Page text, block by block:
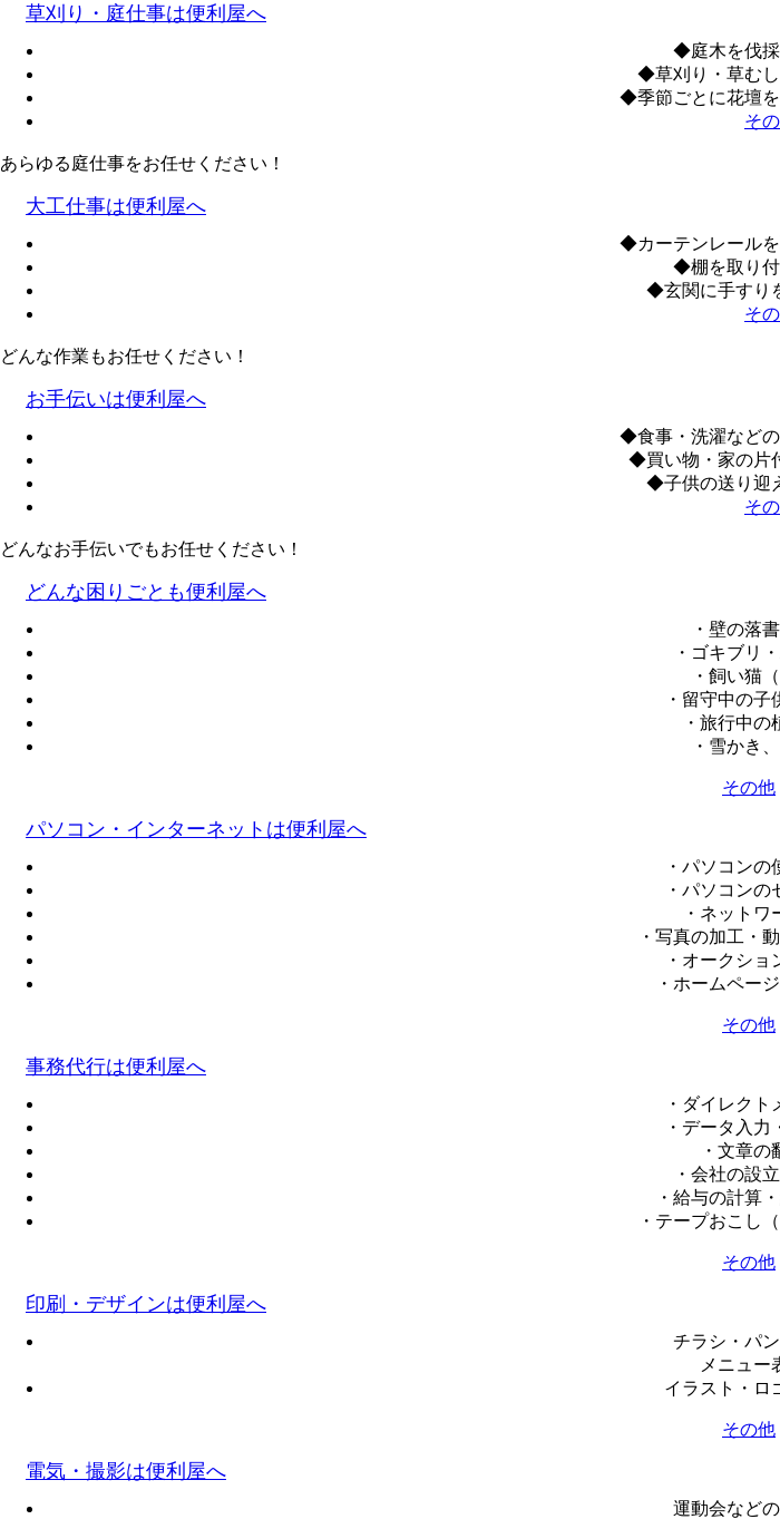
草刈り・庭仕事は便利屋へ
◆庭木を伐
◆草刈り・草む
◆季節ごとに花壇
そ
あらゆる庭仕事をお任せください！
大工仕事は便利屋へ
◆カーテンレール
◆棚を取り
◆玄関に手すり
そ
どんな作業もお任せください！
お手伝いは便利屋へ
◆食事・洗濯など
◆買い物・家の片
◆子供の送り迎
そ
どんなお手伝いでもお任せください！
どんな困りごとも便利屋へ
・壁の落
・ゴキブリ
・飼い猫
・留守中の
・旅行中の
・雪かき
その他
パソコン・インターネットは便利屋へ
・パソコンの
・パソコン
・ネットワ
・写真の加工・
・オークショ
・ホームペー
その他
事務代行は便利屋へ
・ダイレクト
・データ入
・文章の
・会社の設
・給与の計算
・テープおこし
その他
印刷・デザインは便利屋へ
チラシ・パ
メニュー
イラスト・ロ
その他
電気・撮影は便利屋へ
運動会など